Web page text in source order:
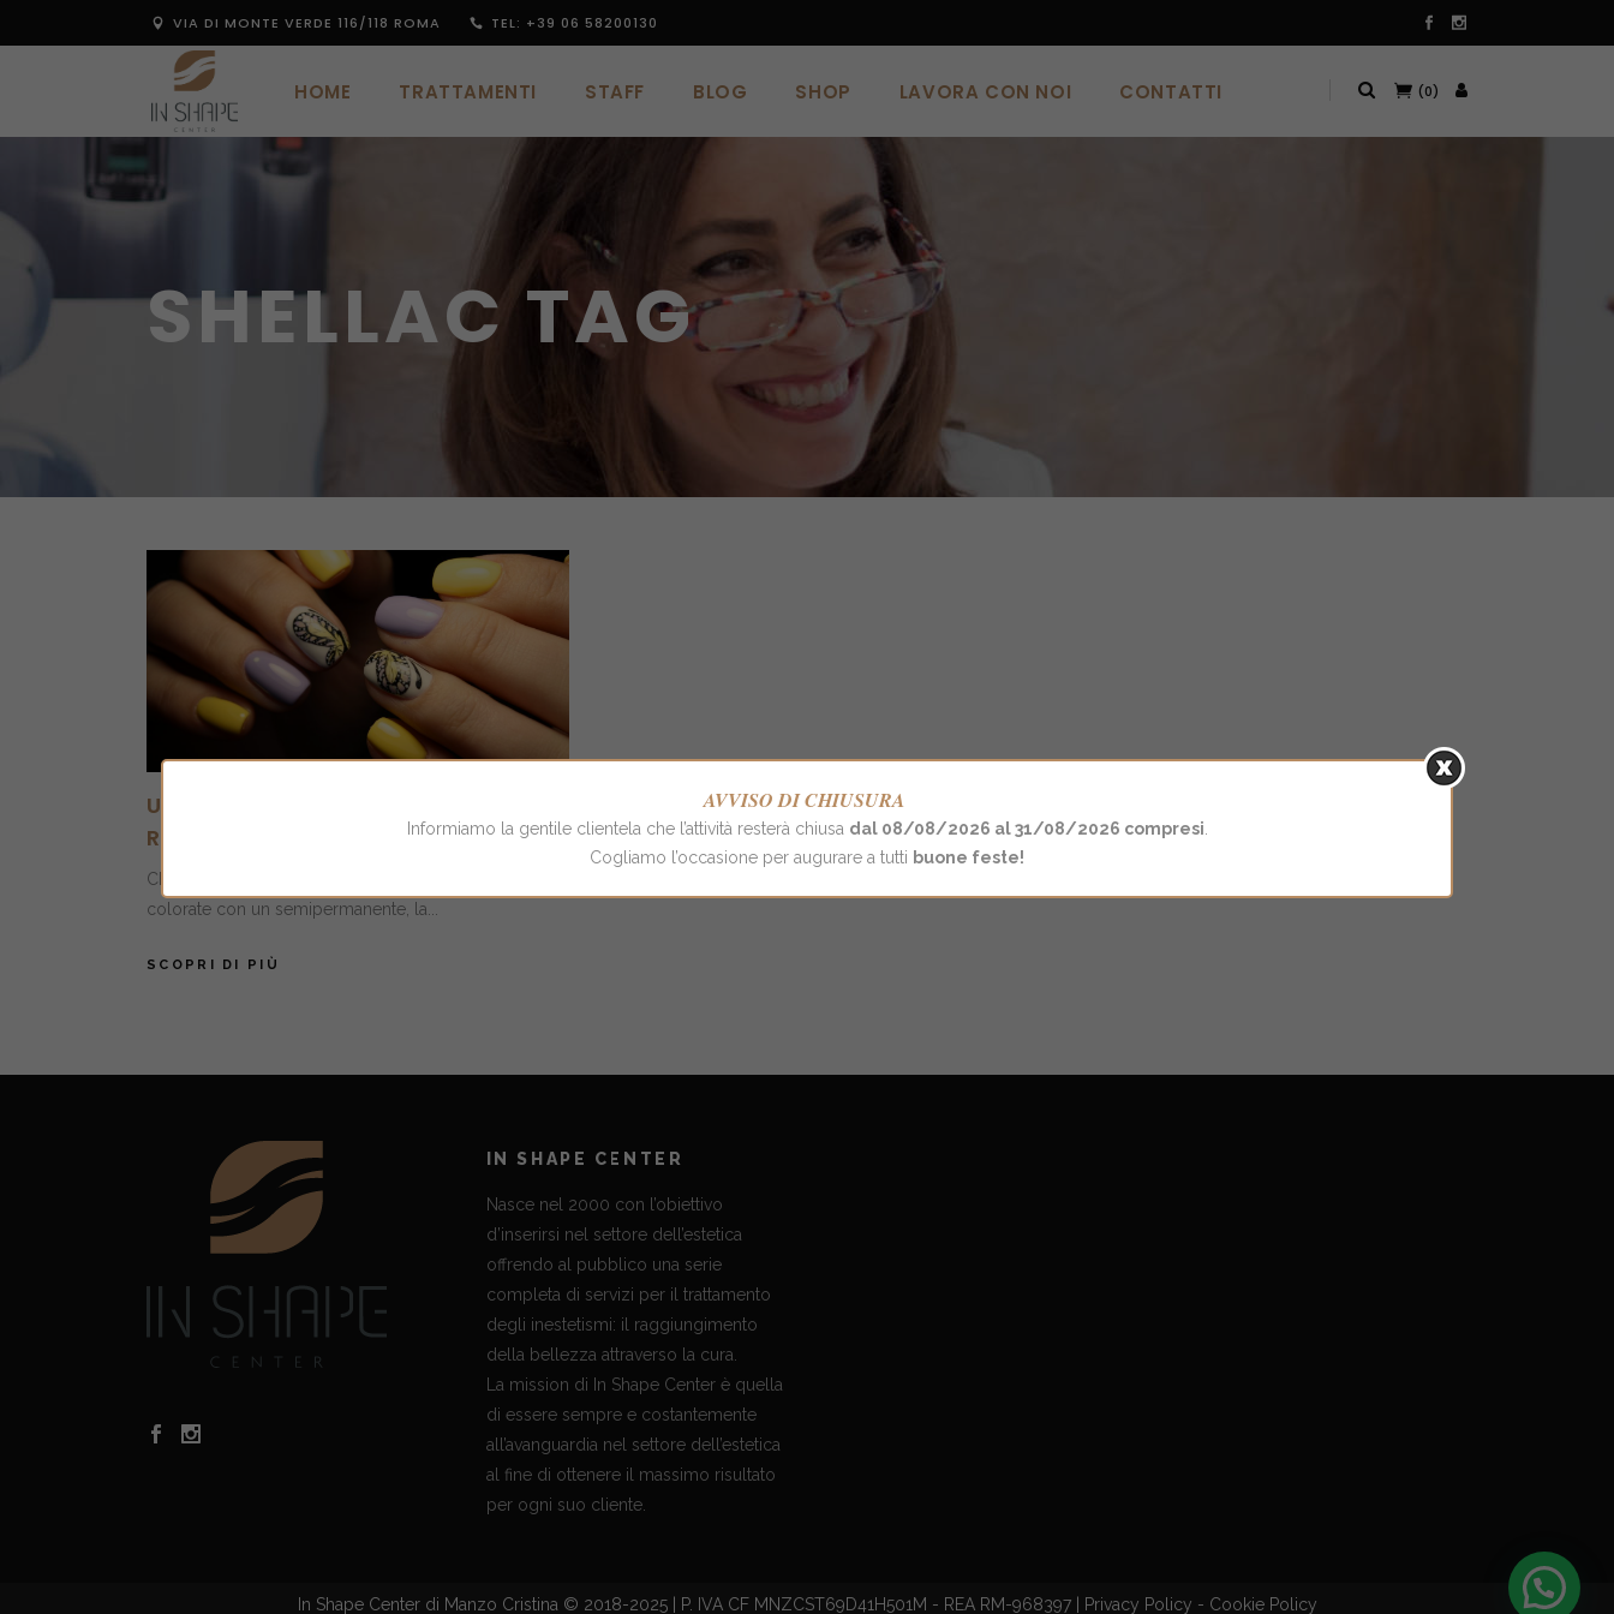
VIA DI MONTE VERDE 116/118 ROMA TEL: +39 06 58200130
HOME TRATTAMENTI STAFF BLOG SHOP LAVORA CON NOI CONTATTI (0)
HOME TRATTAMENTI STAFF (0)
SHELLAC TAG
UNGHIE PRIMAVERILI: FAI
RIFIORIRE LE TUE MANI
Che si tratti di nail art o semplicemente di unghie
colorate con un semipermanente, la...
SCOPRI DI PIÙ
IN SHAPE CENTER
Nasce nel 2000 con l’obiettivo
d’inserirsi nel settore dell’estetica
offrendo al pubblico una serie
completa di servizi per il trattamento
degli inestetismi: il raggiungimento
della bellezza attraverso la cura.
La mission di In Shape Center è quella
di essere sempre e costantemente
all’avanguardia nel settore dell’estetica
al fine di ottenere il massimo risultato
per ogni suo cliente.
In Shape Center di Manzo Cristina © 2018-2025 | P. IVA CF MNZCST69D41H501M - REA RM-968397 | Privacy Policy - Cookie Policy
AVVISO DI CHIUSURA
Informiamo la gentile clientela che l’attività resterà chiusa dal 08/08/2026 al 31/08/2026 compresi
Cogliamo l’occasione per augurare a tutti buone feste!